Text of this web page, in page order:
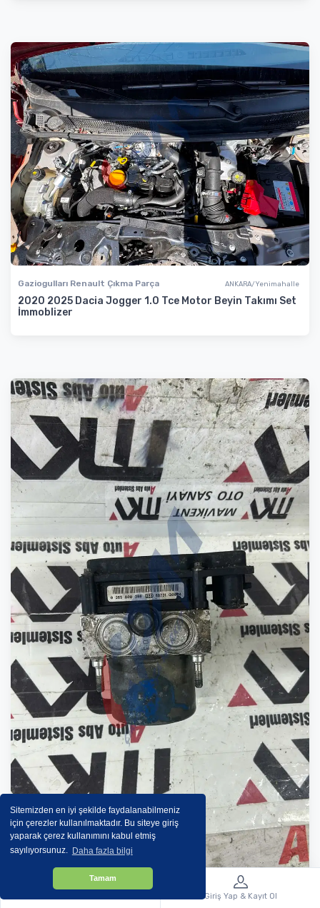
Sitemizden en iyi şekilde faydalanabilmeniz
için çerezler kullanılmaktadır. Bu siteye giriş
yaparak çerez kullanımını kabul etmiş
sayılıyorsunuz. Daha fazla bilgi
Tamam
Gaziogulları Renault Çıkma Parça ANKARA/Yenimahalle
2020 2025 Dacia Jogger 1.0 Tce Motor Beyin Takımı Set
İmmoblizer
Giriş Yap & Kayıt Ol